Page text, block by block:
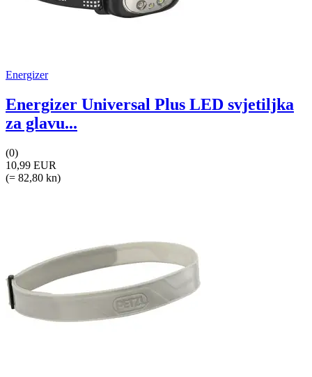
Energizer
Energizer Universal Plus LED svjetiljka
za glavu...
(0)
10,99 EUR
(= 82,80 kn)